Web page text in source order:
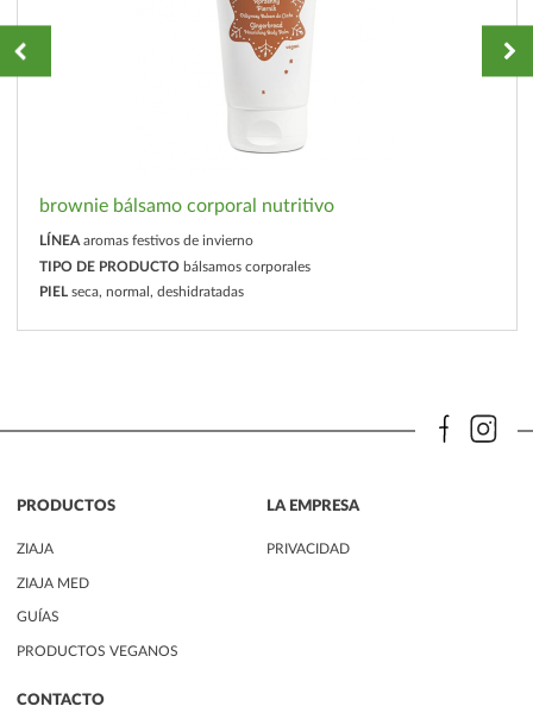
brownie bálsamo corporal nutritivo
LÍNEA aromas festivos de invierno
TIPO DE PRODUCTO bálsamos corporales
PIEL seca, normal, deshidratadas
PRODUCTOS
ZIAJA
ZIAJA MED
GUÍAS
PRODUCTOS VEGANOS
LA EMPRESA
PRIVACIDAD
CONTACTO